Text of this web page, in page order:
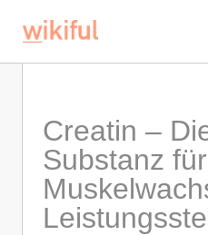
Creatin –
Substanz für